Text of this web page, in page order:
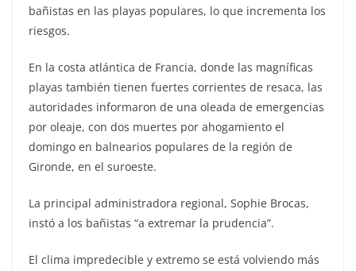
bañistas en las playas populares, lo que incrementa los
riesgos.
En la costa atlántica de Francia, donde las magníficas
playas también tienen fuertes corrientes de resaca, las
autoridades informaron de una oleada de emergencias
por oleaje, con dos muertes por ahogamiento el
domingo en balnearios populares de la región de
Gironde, en el suroeste.
La principal administradora regional, Sophie Brocas,
instó a los bañistas “a extremar la prudencia”.
El clima impredecible y extremo se está volviendo más